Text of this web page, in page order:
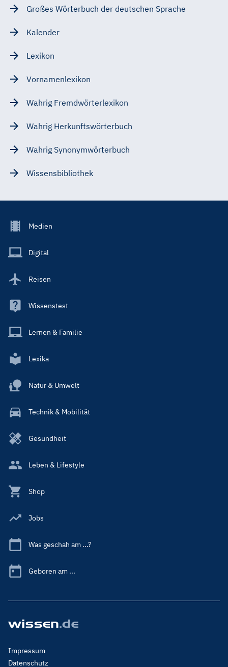
Großes Wörterbuch der deutschen Sprache
Kalender
Lexikon
Vornamenlexikon
Wahrig Fremdwörterlexikon
Wahrig Herkunftswörterbuch
Wahrig Synonymwörterbuch
Wissensbibliothek
Footer
Main
Medien
Digital
Reisen
Wissenstest
Lernen & Familie
Lexika
Natur & Umwelt
Technik & Mobilität
Gesundheit
Leben & Lifestyle
Shop
Jobs
Was geschah am ...?
Geboren am ...
Footer
Menu
Impressum
Datenschutz